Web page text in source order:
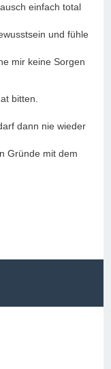
einfach total
und fühle
mir keine Sorgen
bitten.
dann nie wieder
Gründe mit dem